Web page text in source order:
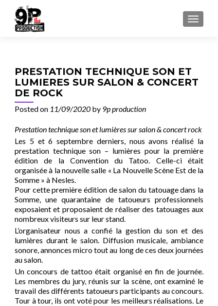
PRESTATION TECHNIQUE SON ET
LUMIERES SUR SALON & CONCERT
DE ROCK
Posted on 11/09/2020 by 9p production
Prestation technique son et lumières sur salon & concert rock
Les 5 et 6 septembre derniers, nous avons réalisé la
prestation technique son – lumières pour la première
édition de la Convention du Tatoo. Celle-ci était
organisée à la nouvelle salle « La Nouvelle Scène Est de la
Somme » à Nesles.
Pour cette première édition de salon du tatouage dans la
Somme, une quarantaine de tatoueurs professionnels
exposaient et proposaient de réaliser des tatouages aux
nombreux visiteurs sur leur stand.
L’organisateur nous a confié la gestion du son et des
lumières durant le salon. Diffusion musicale, ambiance
sonore, annonces micro tout au long de ces deux journées
au salon.
Un concours de tattoo était organisé en fin de journée.
Les membres du jury, réunis sur la scène, ont examiné le
travail des différents tatoueurs participants au concours.
Tour à tour, ils ont voté pour les meilleurs réalisations. Le